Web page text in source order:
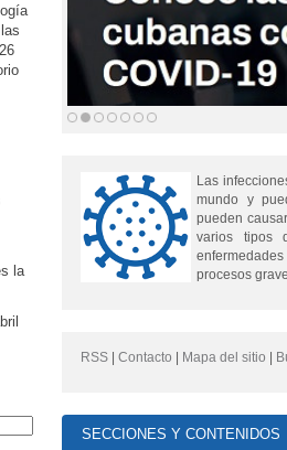
la
Las
mundo y
pueden
varios tipos
procesos
RSS |Contacto Mapa del sitio
SECCIONES Y CONTENIDOS